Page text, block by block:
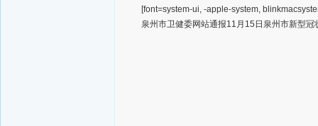
[font=system-ui, -apple-system,
泉州市卫健委网站通报11月15日泉州市新型冠